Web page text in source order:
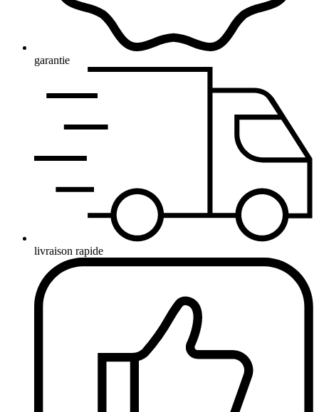
garantie
livraison rapide